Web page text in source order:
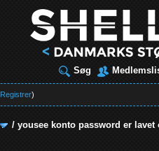
Søg
Registrer)
/yousee konto password er lavet